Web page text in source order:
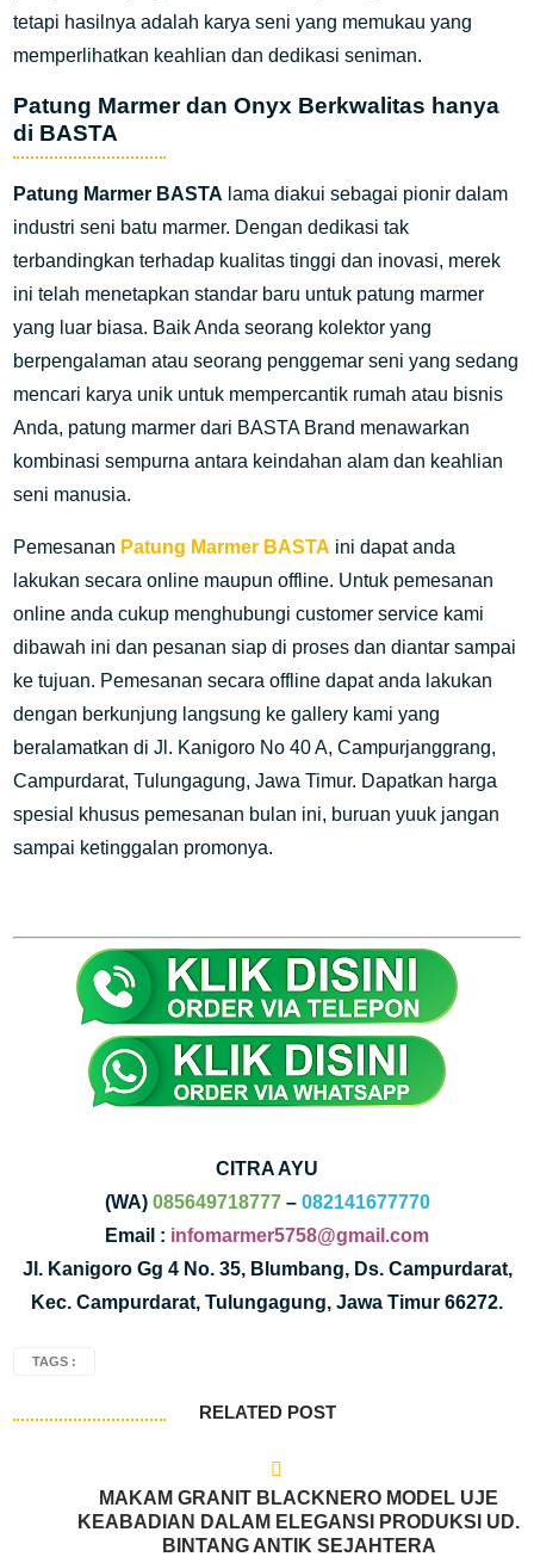
tetapi hasilnya adalah karya seni yang memukau yang
memperlihatkan keahlian dan dedikasi seniman.
Patung Marmer dan Onyx Berkwalitas hanya
di BASTA
Patung Marmer BASTA lama diakui sebagai pionir dalam
industri seni batu marmer. Dengan dedikasi tak
terbandingkan terhadap kualitas tinggi dan inovasi, merek
ini telah menetapkan standar baru untuk patung marmer
yang luar biasa. Baik Anda seorang kolektor yang
berpengalaman atau seorang penggemar seni yang sedang
mencari karya unik untuk mempercantik rumah atau bisnis
Anda, patung marmer dari BASTA Brand menawarkan
kombinasi sempurna antara keindahan alam dan keahlian
seni manusia.
Pemesanan Patung Marmer BASTA ini dapat anda
lakukan secara online maupun offline. Untuk pemesanan
online anda cukup menghubungi customer service kami
dibawah ini dan pesanan siap di proses dan diantar sampai
ke tujuan. Pemesanan secara offline dapat anda lakukan
dengan berkunjung langsung ke gallery kami yang
beralamatkan di Jl. Kanigoro No 40 A, Campurjanggrang,
Campurdarat, Tulungagung, Jawa Timur. Dapatkan harga
spesial khusus pemesanan bulan ini, buruan yuuk jangan
sampai ketinggalan promonya.
CITRA AYU
(WA) 085649718777– 082141677770
Email : infomarmer5758@gmail.com
Jl. Kanigoro Gg 4 No. 35, Blumbang, Ds. Campurdarat,
Kec. Campurdarat, Tulungagung, Jawa Timur 66272.
TAGS :
RELATED POST
MAKAM GRANIT BLACKNERO MODEL UJE
KEABADIAN DALAM ELEGANSI PRODUKSI UD.
BINTANG ANTIK SEJAHTERA